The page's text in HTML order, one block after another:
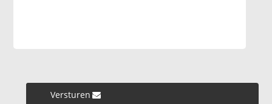
Versturen »